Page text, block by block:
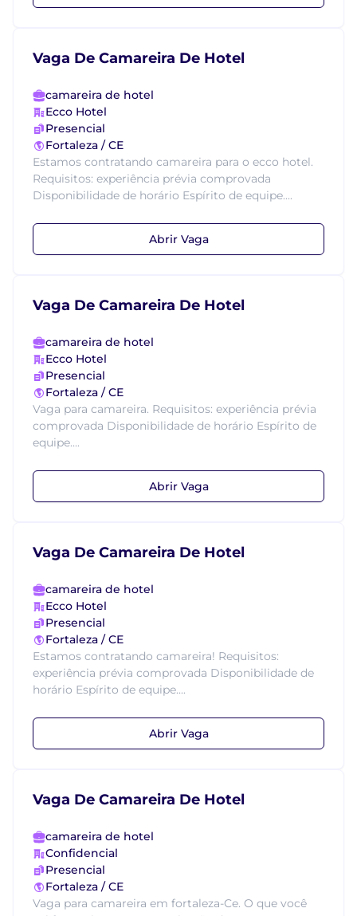
Vaga De Camareira De Hotel
camareira de hotel
Ecco Hotel
Presencial
Fortaleza / CE
Estamos contratando camareira para o ecco hotel.
Requisitos: experiência prévia comprovada
Disponibilidade de horário Espírito de equipe....
Abrir Vaga
Vaga De Camareira De Hotel
camareira de hotel
Ecco Hotel
Presencial
Fortaleza / CE
Vaga para camareira. Requisitos: experiência prévia
comprovada Disponibilidade de horário Espírito de
equipe....
Abrir Vaga
Vaga De Camareira De Hotel
camareira de hotel
Ecco Hotel
Presencial
Fortaleza / CE
Estamos contratando camareira! Requisitos:
experiência prévia comprovada Disponibilidade de
horário Espírito de equipe....
Abrir Vaga
Vaga De Camareira De Hotel
camareira de hotel
Confidencial
Presencial
Fortaleza / CE
Vaga para camareira em fortaleza-Ce. O que você